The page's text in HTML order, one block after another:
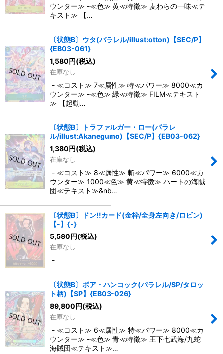
ウンター≫ -≪色≫ 黄≪特徴≫ 麦わらの一味≪テ
キスト≫ 【…
〔状態B〕ウタ(パラレル/illust:otton)【SEC/P】
{EB03-061}
1,580円(税込)
在庫なし
- ≪コスト≫ 7≪属性≫ 特≪パワー≫ 8000≪カ
ウンター≫ -≪色≫ 緑≪特徴≫ FILM≪テキスト
≫ 【起動…
〔状態B〕トラファルガー・ロー(パラレ
ル/illust:Akanegumo)【SEC/P】{EB03-062}
1,380円(税込)
在庫なし
- ≪コスト≫ 8≪属性≫ 斬≪パワー≫ 6000≪カ
ウンター≫ 1000≪色≫ 黄≪特徴≫ ハートの海賊
団≪テキスト≫&nb…
〔状態B〕ドン!!カード(金枠/全身左向き/ロビン)
【-】{-}
5,580円(税込)
在庫なし
-
〔状態B〕ボア・ハンコック(パラレル/SP/タロッ
ト柄)【SP】{EB03-026}
89,800円(税込)
在庫なし
- ≪コスト≫ 6≪属性≫ 特≪パワー≫ 8000≪カ
ウンター≫ -≪色≫ 青≪特徴≫ 王下七武海/九蛇
海賊団≪テキスト≫…